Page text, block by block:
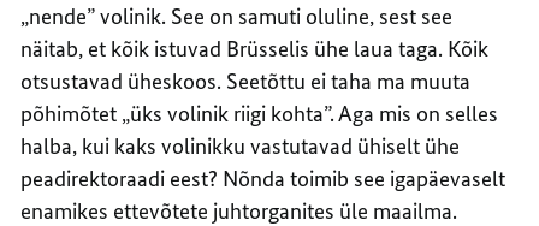
„nende” volinik. See on samuti oluline, sest see
näitab, et kõik istuvad Brüsselis ühe laua taga. Kõik
otsustavad üheskoos. Seetõttu ei taha ma muuta
põhimõtet „üks volinik riigi kohta”. Aga mis on selles
halba, kui kaks volinikku vastutavad ühiselt ühe
peadirektoraadi eest? Nõnda toimib see igapäevaselt
enamikes ettevõtete juhtorganites üle maailma.